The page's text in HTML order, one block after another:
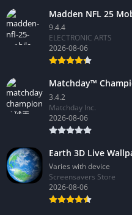
Madden NFL 25
9.4.4
ELECTRONIC ARTS
2026-08-06
Matchday™
3.4.2
Matchday Inc.
2026-08-06
Earth 3D Live
Varies with device
Screensavers Store
2026-08-06